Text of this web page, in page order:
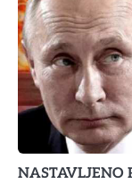
NASTAVLJENO